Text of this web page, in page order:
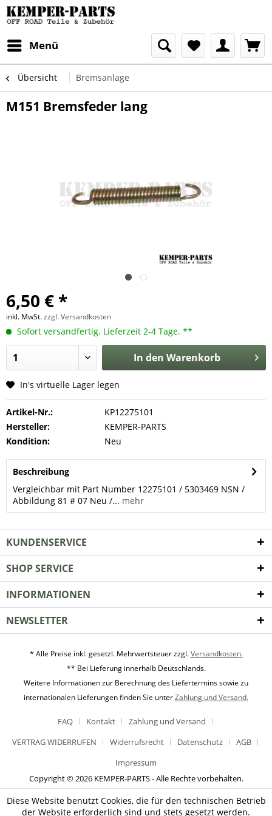
Menü
Übersicht Bremsanlage
M151 Bremsfeder lang
6,50 € *
inkl. MwSt.zzgl. Versandkosten
Sofort versandfertig. Lieferzeit 2-4 Tage. **
In den Warenkorb
In's virtuelle Lager legen
Artikel-Nr.:
KP12275101
Hersteller:
KEMPER-PARTS
Kondition:
Neu
Beschreibung
Vergleichbar mit Part Number 12275101 / 5303469 NSN /
Abbildung 81 # 07 Neu /... mehr
KUNDENSERVICE
SHOP SERVICE
INFORMATIONEN
NEWSLETTER
* Alle Preise inkl. gesetzl. Mehrwertsteuer zzgl.Versandkosten.
** Bei Lieferung innerhalb Deutschlands.
Weitere Informationen zur Berechnung des Liefertermins sowie zu
internationalen Lieferungen finden Sie unterZahlung und Versand.
FAQ Kontakt
Zahlung und Versand
VERTRAG WIDERRUFEN
Widerrufsrecht Datenschutz
AGB
Impressum
Copyright © 2026 KEMPER-PARTS - Alle Rechte vorbehalten.
Diese Website benutzt Cookies, die für den technischen Betrieb
der Website erforderlich sind und stets gesetzt werden.